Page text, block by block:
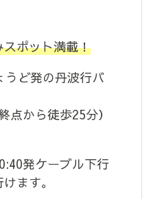
ポット満載！
うど発の丹波行バ
から徒歩25分）
発ケーブル下行
ます。